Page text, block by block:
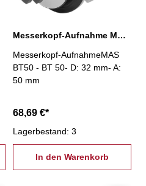
Messerkopf-Aufnahme MAS BT50, D:32 mm / A:50 mm
Messerkopf-AufnahmeMAS
BT50 - BT 50- D: 32 mm- A:
50 mm
68,69 €*
Lagerbestand: 3
In den Warenkorb